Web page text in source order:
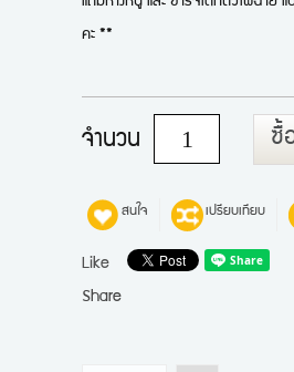
คะ **
จำนวน ซื้
สนใจ เปรียบเทียบ
Like
Share